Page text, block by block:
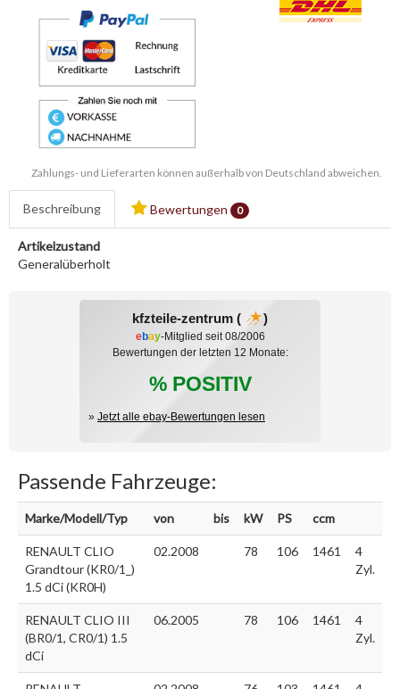
Zahlungs- und Lieferarten können außerhalb von Deutschland abweichen.
Beschreibung Bewertungen 0
Artikelzustand
Generalüberholt
kfzteile-zentrum ( )
ebay-Mitglied seit 08/2006
Bewertungen der letzten 12 Monate:
% POSITIV
» Jetzt alle ebay-Bewertungen lesen
Passende Fahrzeuge:
Marke/Modell/Typ von bis kW PS ccm
RENAULT CLIO
Grandtour (KR0/1_)
1.5 dCi (KR0H)
02.2008 78 106 1461
4
Zyl.
RENAULT CLIO III
(BR0/1, CR0/1) 1.5
dCi
06.2005 78 106 1461
4
Zyl.